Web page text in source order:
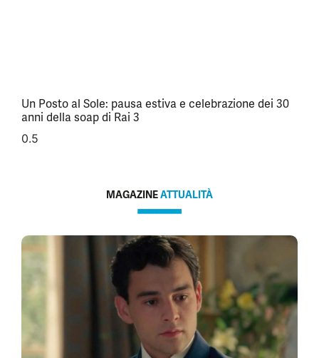
Un Posto al Sole: pausa estiva e celebrazione dei 30
anni della soap di Rai 3
MAGAZINEATTUALITÀ